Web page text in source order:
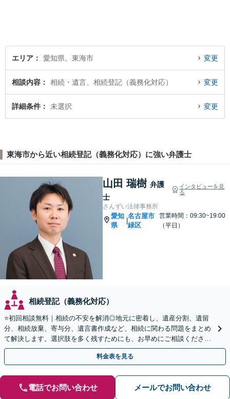
エリア 愛知県、東海市 変更
相談内容 相続・遺言、相続登記（義務化対応） 変更
詳細条件 未選択 変更
東海市から近い相続登記（義務化対応）に強い弁護士
山田 瑞樹 弁護
士
インタビューを見
る
さんずい法律事務所
愛知
県
名古屋市
緑区
営業時間：09:30~19:00
（平日）
相続登記（義務化対応）
⭐️初回相談無料｜相続の不安を解消◎地元に密着し、遺産分割、遺留
分、相続放棄、寄与分、遺言書作成など、相続に関わる問題をまとめ
て解決します。選択肢を多く残すためにも、お早めにご相談ください
【休日・夜間面談OK】【駐車場あり】
料金表を見る
電話でお問い合わせ メールでお問い合わせ